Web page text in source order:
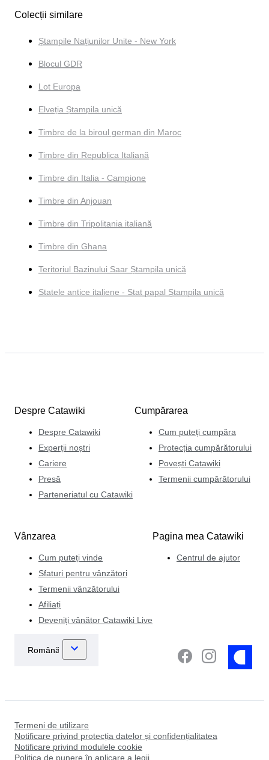
Colecții similare
Ștampile Națiunilor Unite - New York
Blocul GDR
Lot Europa
Elveția Ștampila unică
Timbre de la biroul german din Maroc
Timbre din Republica Italiană
Timbre din Italia - Campione
Timbre din Anjouan
Timbre din Tripolitania italiană
Timbre din Ghana
Teritoriul Bazinului Saar Ștampila unică
Statele antice italiene - Stat papal Ștampila unică
Despre Catawiki
Despre Catawiki
Experții noștri
Cariere
Presă
Parteneriatul cu Catawiki
Cumpărarea
Cum puteți cumpăra
Protecția cumpărătorului
Povești Catawiki
Termenii cumpărătorului
Vânzarea
Cum puteți vinde
Sfaturi pentru vânzători
Termenii vânzătorului
Afiliați
Deveniți vânător Catawiki Live
Pagina mea Catawiki
Centrul de ajutor
Termeni de utilizare
Notificare privind protecția datelor și confidențialitatea
Notificare privind modulele cookie
Politica de punere în aplicare a legii